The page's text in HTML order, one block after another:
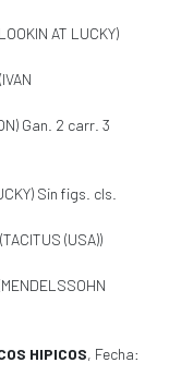
AT LUCKY)
Gan. 2 carr. 3
Sin figs. cls.
(USA))
HIPICOS, Fecha: